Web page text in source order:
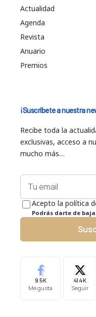
Actualidad
Agenda
Revista
Anuario
Premios
¡Suscríbete a nuestra
Recibe toda la
exclusivas, acceso a
mucho más…
Acepto la política
Podrás darte de
9.5K
Me gusta
41.4K
Seguir